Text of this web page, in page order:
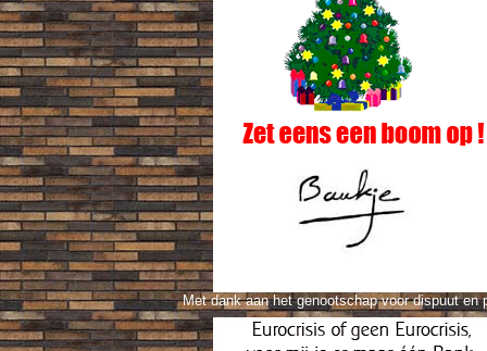
Met dank aan het genootschap voor dispuut en